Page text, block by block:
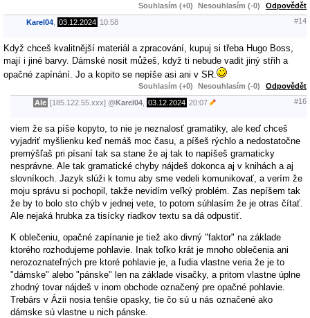
Souhlasím (+0) Nesouhlasím (-0) Odpovědět
Karel04 03.12.2024 10:58 #14
Když chceš kvalitnější materiál a zpracování, kupuj si třeba Hugo Boss,
mají i jiné barvy. Dámské nosit můžeš, když ti nebude vadit jiný střih a
opačné zapínání. Jo a kopito se nepíše asi ani v SR.
Souhlasím (+0) Nesouhlasím (-0) Odpovědět
Ale [185.122.55.xxx] @Karel04 03.12.2024 20:07 #16
viem že sa píše kopyto, to nie je neznalosť gramatiky, ale keď chceš
vyjadriť myšlienku keď nemáš moc času, a píšeš rýchlo a nedostatočne
premýšľaš pri písaní tak sa stane že aj tak to napíšeš gramaticky
nesprávne. Ale tak gramatické chyby nájdeš dokonca aj v knihách a aj
slovníkoch. Jazyk slúži k tomu aby sme vedeli komunikovať, a verím že
moju správu si pochopil, takže nevidím veľký problém. Zas nepíšem tak
že by to bolo sto chýb v jednej vete, to potom súhlasím že je otras čítať.
Ale nejaká hrubka za tisícky riadkov textu sa dá odpustiť.
K oblečeniu, opačné zapínanie je tiež ako divný "faktor" na základe
ktorého rozhodujeme pohlavie. Inak toľko krát je mnoho oblečenia ani
nerozoznateľných pre ktoré pohlavie je, a ľudia vlastne veria že je to
"dámske" alebo "pánske" len na základe visačky, a pritom vlastne úplne
zhodný tovar nájdeš v inom obchode označený pre opačné pohlavie.
Trebárs v Ázii nosia tenšie opasky, tie čo sú u nás označené ako
dámske sú vlastne u nich pánske.